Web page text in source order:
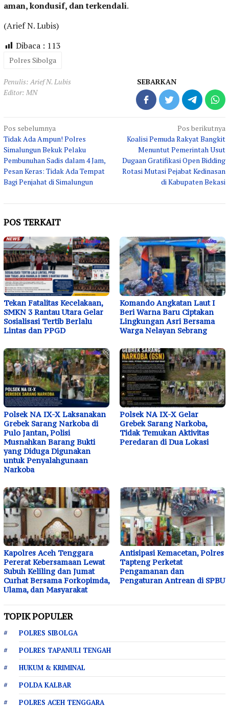
aman, kondusif, dan terkendali.
(Arief N. Lubis)
Dibaca : 113
Polres Sibolga
Penulis: Arief N. Lubis
Editor: MN
SEBARKAN
Navigasi
pos
Pos sebelumnya
Tidak Ada Ampun! Polres
Simalungun Bekuk Pelaku
Pembunuhan Sadis dalam 4 Jam,
Pesan Keras: Tidak Ada Tempat
Bagi Penjahat di Simalungun
Pos berikutnya
Koalisi Pemuda Rakyat Bangkit
Menuntut Pemerintah Usut
Dugaan Gratifikasi Open Bidding
Rotasi Mutasi Pejabat Kedinasan
di Kabupaten Bekasi
POS TERKAIT
Tekan Fatalitas Kecelakaan,
SMKN 3 Rantau Utara Gelar
Sosialisasi Tertib Berlalu
Lintas dan PPGD
Komando Angkatan Laut I
Beri Warna Baru Ciptakan
Lingkungan Asri Bersama
Warga Nelayan Sebrang
Polsek NA IX-X Laksanakan
Grebek Sarang Narkoba di
Pulo Jantan, Polisi
Musnahkan Barang Bukti
yang Diduga Digunakan
untuk Penyalahgunaan
Narkoba
Polsek NA IX-X Gelar
Grebek Sarang Narkoba,
Tidak Temukan Aktivitas
Peredaran di Dua Lokasi
Kapolres Aceh Tenggara
Pererat Kebersamaan Lewat
Subuh Keliling dan Jumat
Curhat Bersama Forkopimda,
Ulama, dan Masyarakat
Antisipasi Kemacetan, Polres
Tapteng Perketat
Pengamanan dan
Pengaturan Antrean di SPBU
TOPIK POPULER
POLRES SIBOLGA
POLRES TAPANULI TENGAH
HUKUM & KRIMINAL
POLDA KALBAR
POLRES ACEH TENGGARA